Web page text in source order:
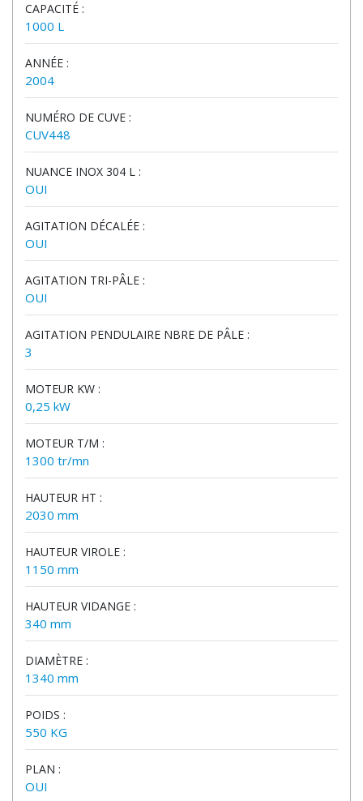
CAPACITÉ :
1000 L
ANNÉE :
2004
NUMÉRO DE CUVE :
CUV448
NUANCE INOX 304 L :
OUI
AGITATION DÉCALÉE :
OUI
AGITATION TRI-PÂLE :
OUI
AGITATION PENDULAIRE NBRE DE PÂLE :
3
MOTEUR KW :
0,25 kW
MOTEUR T/M :
1300 tr/mn
HAUTEUR HT :
2030 mm
HAUTEUR VIROLE :
1150 mm
HAUTEUR VIDANGE :
340 mm
DIAMÈTRE :
1340 mm
POIDS :
550 KG
PLAN :
OUI